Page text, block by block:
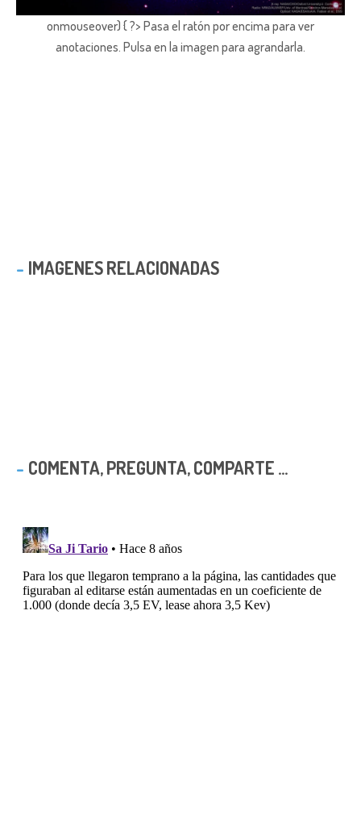
onmouseover) { ?> Pasa el ratón por encima para ver
anotaciones. Pulsa en la imagen para agrandarla.
IMAGENES RELACIONADAS
COMENTA, PREGUNTA, COMPARTE ...